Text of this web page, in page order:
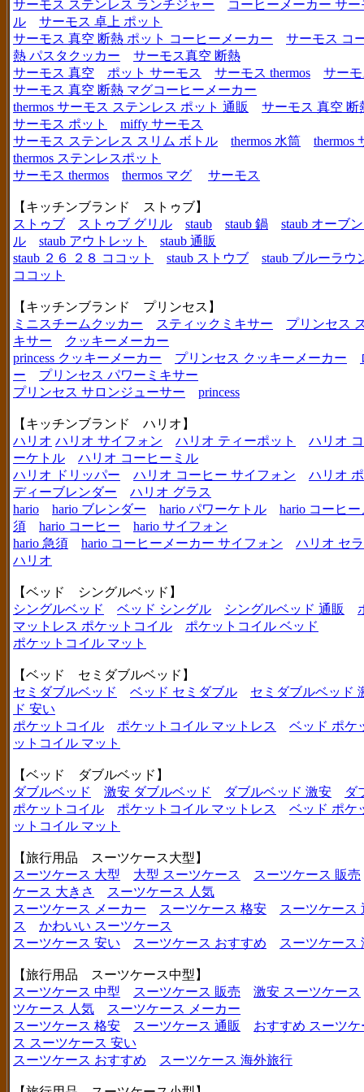
サーモス ステンレス ランチジャー
コーヒーメーカー サー
ル
サーモス 卓上 ポット
サーモス 真空 断熱 ポット コーヒーメーカー
サーモス コ
熱 パスタクッカー
サーモス真空 断熱
サーモス 真空
ポット サーモス サーモス thermos
サー
サーモス 真空 断熱 マグコーヒーメーカー
thermos サーモス ステンレス ポット 通販
サーモス 真空 断
サーモス ポット
miffy サーモス
サーモス ステンレス スリム ボトル
thermos 水筒
thermos
thermos ステンレスポット
サーモス thermos
thermos マグ サーモス
【キッチンブランド ストゥブ】
ストゥブ
ストゥブ グリル staub staub 鍋
staub オーブ
ル
staub アウトレット
staub 通販
staub ２６ ２８ ココット
staub ストウブ
staub ブルーラウ
ココット
【キッチンブランド プリンセス】
ミニスチームクッカー
スティックミキサー
プリンセス
キサー
クッキーメーカー
princess クッキーメーカー
プリンセス クッキーメーカー
ー
プリンセス パワーミキサー
プリンセス サロンジューサー
princess
【キッチンブランド ハリオ】
ハリオ ハリオ サイフォン ハリオ ティーポット
ハリオ
ーケトル
ハリオ コーヒーミル
ハリオ ドリッパー
ハリオ コーヒー サイフォン
ハリオ
ディーブレンダー
ハリオ グラス
hario
hario ブレンダー hario パワーケトル
hario コーヒ
須
hario コーヒー
hario サイフォン
hario 急須
hario コーヒーメーカー サイフォン
ハリオ セ
ハリオ
【ベッド シングルベッド】
シングルベッド
ベッド シングル シングルベッド 通販
マットレス ポケットコイル
ポケットコイル ベッド
ポケットコイル マット
【ベッド セミダブルベッド】
セミダブルベッド
ベッド セミダブル
セミダブルベッド
ド 安い
ポケットコイル
ポケットコイル マットレス
ベッド ポケ
ットコイル マット
【ベッド ダブルベッド】
ダブルベッド
激安 ダブルベッド ダブルベッド 激安
ダ
ポケットコイル
ポケットコイル マットレス
ベッド ポケ
ットコイル マット
【旅行用品 スーツケース大型】
スーツケース 大型
大型 スーツケース
スーツケース 販売
ケース 大きさ
スーツケース 人気
スーツケース メーカー
スーツケース 格安
スーツケース
ス
かわいい スーツケース
スーツケース 安い
スーツケース おすすめ スーツケース
【旅行用品 スーツケース中型】
スーツケース 中型
スーツケース 販売
激安 スーツケース
ツケース 人気
スーツケース メーカー
スーツケース 格安
スーツケース 通販
おすすめ スーツケ
ス スーツケース 安い
スーツケース おすすめ
スーツケース 海外旅行